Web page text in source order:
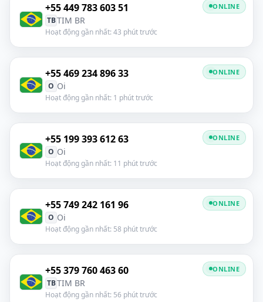
+55 449 783 603 51
TBTIM BR
Hoạt động gần nhất: 43 phút trước
ONLINE
+55 469 234 896 33
O Oi
Hoạt động gần nhất: 1 phút trước
ONLINE
+55 199 393 612 63
O Oi
Hoạt động gần nhất: 11 phút trước
ONLINE
+55 749 242 161 96
O Oi
Hoạt động gần nhất: 58 phút trước
ONLINE
+55 379 760 463 60
TBTIM BR
Hoạt động gần nhất: 56 phút trước
ONLINE